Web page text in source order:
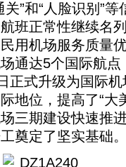
”和“人脸识别”
班正常性继续名
用机场服务质量
通达5个国际航
正式升级为国际
地位，提高了“大
三期建设快速推
奠定了坚实基础